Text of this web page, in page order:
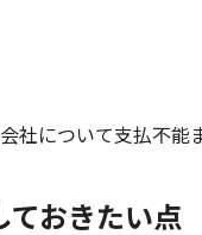
社について支払不能
ておきたい点